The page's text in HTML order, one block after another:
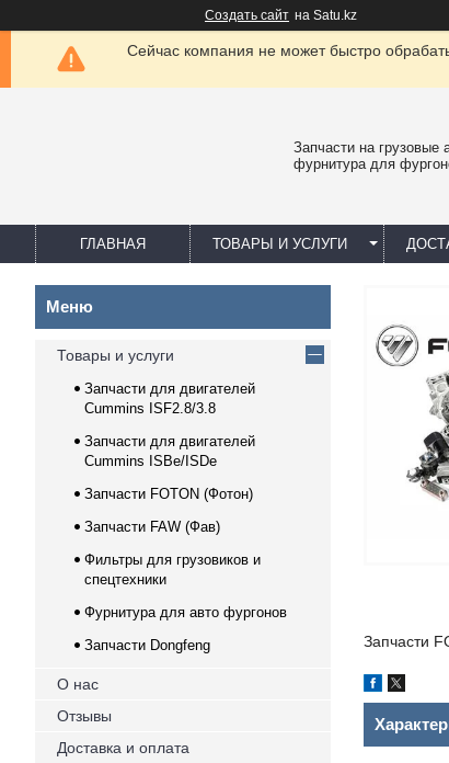
Создать сайт на Satu.kz
Сейчас компания не может быстро
Запчасти на грузовые
фурнитура для
ГЛАВНАЯ ТОВАРЫ И УСЛУГИ
Запчасти
Товары и услуги
Запчасти для двигателей
Cummins ISF2.8/3.8
Запчасти для двигателей
Cummins ISBe/ISDe
Запчасти FOTON (Фотон)
Запчасти FAW (Фав)
Фильтры для грузовиков и
спецтехники
Фурнитура для авто фургонов
Запчасти Dongfeng
О нас
Отзывы
Доставка и оплата